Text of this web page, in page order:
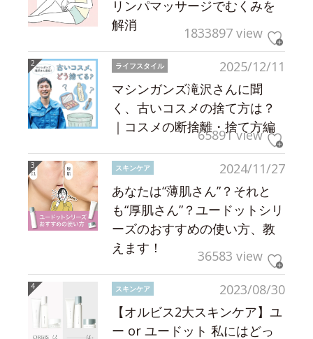
リンパマッサージでむくみを
解消
1833897 view
2025/12/11
ライフスタイル
マシンガンズ滝沢さんに聞
く、古いコスメの捨て方は？
｜コスメの断捨離・捨て方編
65891 view
2024/11/27
スキンケア
あなたは“薄肌さん”？それと
も“厚肌さん”？ユードットシリ
ーズのおすすめの使い方、教
えます！
36583 view
2023/08/30
スキンケア
【オルビス2大スキンケア】ユ
ー or ユードット 私にはどっ